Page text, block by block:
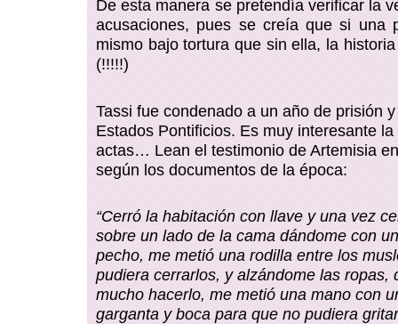
De esta manera se pretendía verificar la
acusaciones, pues se creía que si una
mismo bajo tortura que sin ella, la
(!!!!!)
Tassi fue condenado a un año de prisión
Estados Pontificios. Es muy interesante
actas… Lean el testimonio de Artemisia
según los documentos de la época:
“Cerró la habitación con llave y una vez
sobre un lado de la cama dándome con
pecho, me metió una rodilla entre los
pudiera cerrarlos, y alzándome las ropas,
mucho hacerlo, me metió una mano con
garganta y boca para que no pudiera